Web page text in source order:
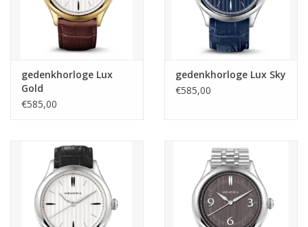
gedenkhorloge Lux
Gold
€585,00
gedenkhorloge Lux Sky
€585,00